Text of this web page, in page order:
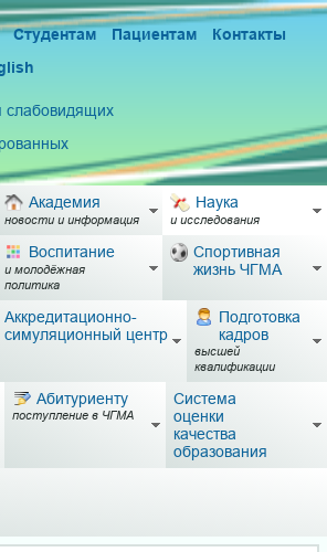
Студентам Пациентам
Контакты
слабовидящих
Академия
новости и информация
Наука
и исследования
Воспитание
и молодёжная
политика
Спортивная
жизнь ЧГМА
Аккредитационно-
симуляционный центр
Подготовка
кадров
высшей
квалификации
Абитуриенту
поступление в ЧГМА
Система
оценки
качества
образования